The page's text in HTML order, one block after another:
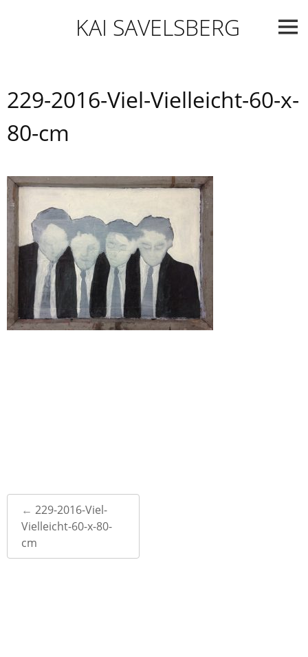
KAI SAVELSBERG
229-2016-Viel-Vielleicht-60-x-
80-cm
Post
navigation
← 229-2016-Viel-
Vielleicht-60-x-80-
cm